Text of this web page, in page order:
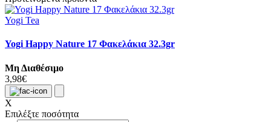
Yogi Tea
Yogi Happy Nature 17 Φακελάκια 32.3gr
Μη Διαθέσιμο
3,98€
X
Επιλέξτε ποσότητα